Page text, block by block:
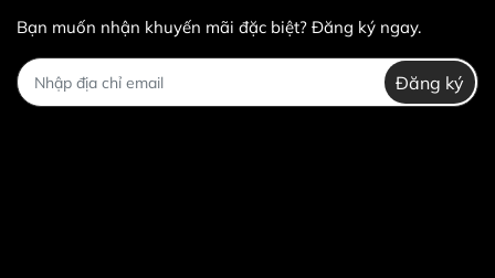
Bạn muốn nhận khuyến mãi đặc biệt? Đăng ký ngay.
Đăng ký